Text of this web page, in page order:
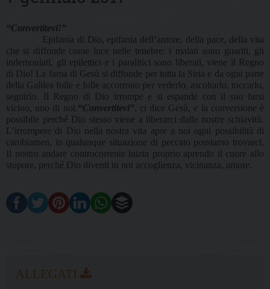
“Convertitevi!”
Epifania di Dio, epifania dell’amore, della pace, della vita
che si diffonde come luce nelle tenebre: i malati sono guariti, gli
indemoniati, gli epilettici e i paralitici sono liberati, viene il Regno
di Dio! La fama di Gesù si diffonde per tutta la Siria e da ogni parte
della Galilea folle e folle accorrono per vederlo, ascoltarlo, toccarlo,
seguirlo. Il Regno di Dio irrompe e si espande con il suo farsi
vicino, uno di noi. “Convertitevi”, ci dice Gesù, e la conversione è
possibile perché Dio stesso viene a liberarci dalle nostre schiavitù.
L’irrompere di Dio nella nostra vita apre a noi ogni possibilità di
cambiamen, in qualunque situazione di peccato possiamo trovarci.
Il nostro andare controcorrente inizia proprio aprendo il cuore allo
stupore, perché Dio diventi in noi accoglienza, vicinanza, amore.